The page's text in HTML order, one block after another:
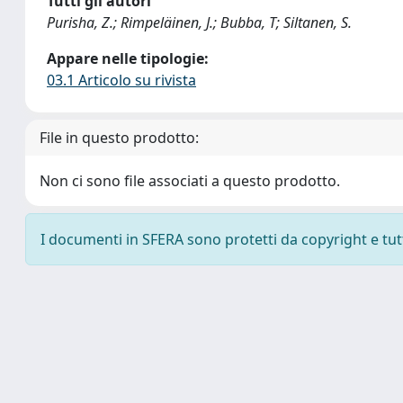
Purisha, Z.; Rimpeläinen, J.; Bubba, T; Siltanen, S.
Appare nelle tipologie:
03.1 Articolo su rivista
File in questo prodotto:
Non ci sono file associati a questo prodotto.
I documenti in SFERA sono protetti da copyright e